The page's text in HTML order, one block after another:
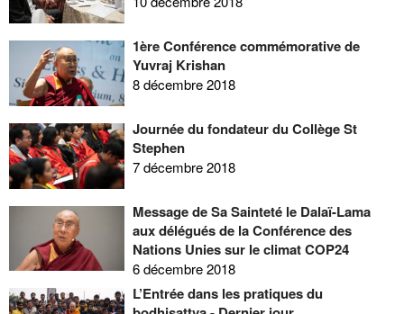
1ère Conférence commémorative de
Yuvraj Krishan
8 décembre 2018
Journée du fondateur du Collège St
Stephen
7 décembre 2018
Message de Sa Sainteté le Dalaï-Lama
aux délégués de la Conférence des
Nations Unies sur le climat COP24
6 décembre 2018
L’Entrée dans les pratiques du